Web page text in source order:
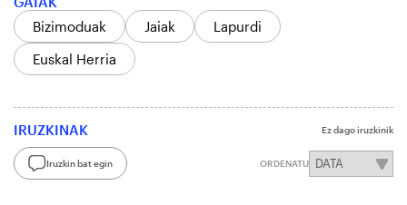
Bizimoduak
Jaiak
Lapurdi
Euskal Herria
IRUZKINAK Ez dago iruzkinik
Iruzkin bat egin ORDENATU